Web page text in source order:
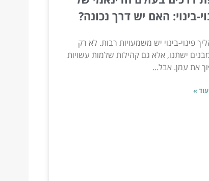
בינוי: האם יש דרך נכונה?
פינוי-בינוי יש משמעויות רבות. לא רק
ישתנו, אלא גם קהילות שלמות עשויות
את עמן. אבל...
»